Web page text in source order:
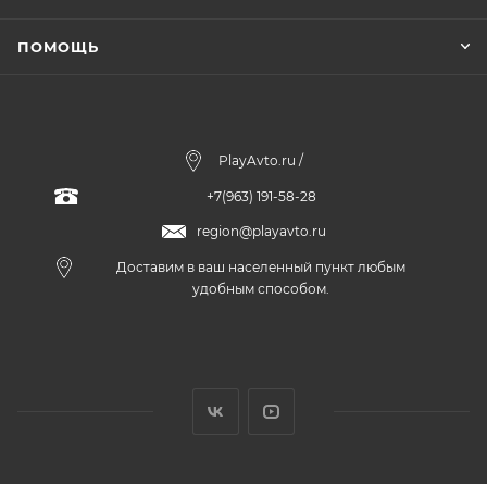
ПОМОЩЬ
PlayAvto.ru /
+7(963) 191-58-28
region@playavto.ru
Доставим в ваш населенный пункт любым
удобным способом.